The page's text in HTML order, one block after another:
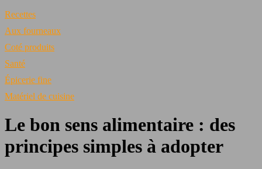
Recettes
Aux fourneaux
Coté produits
Santé
Épicerie fine
Matériel de cuisine
Le bon sens alimentaire : des
principes simples à adopter